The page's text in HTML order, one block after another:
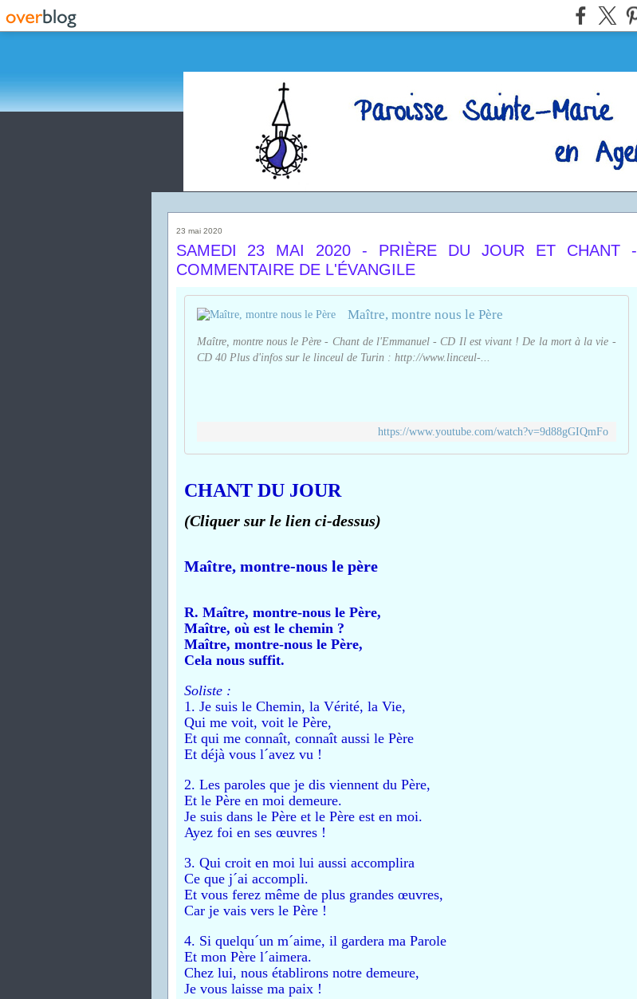
23 mai 2020
SAMEDI 23 MAI 2020 - PRIÈRE DU JOUR ET CHANT -
COMMENTAIRE DE L'ÉVANGILE
Maître, montre nous le Père
Maître, montre nous le Père - Chant de l'Emmanuel - CD Il est vivant ! De la mort à la vie -
CD 40 Plus d'infos sur le linceul de Turin : http://www.linceul-...
https://www.youtube.com/watch?v=9d88gGIQmFo
CHANT DU JOUR
(Cliquer sur le lien ci-dessus)
Maître, montre-nous le père
R. Maître, montre-nous le Père,
Maître, où est le chemin ?
Maître, montre-nous le Père,
Cela nous suffit.
Soliste :
1. Je suis le Chemin, la Vérité, la Vie,
Qui me voit, voit le Père,
Et qui me connaît, connaît aussi le Père
Et déjà vous l´avez vu !
2. Les paroles que je dis viennent du Père,
Et le Père en moi demeure.
Je suis dans le Père et le Père est en moi.
Ayez foi en ses œuvres !
3. Qui croit en moi lui aussi accomplira
Ce que j´ai accompli.
Et vous ferez même de plus grandes œuvres,
Car je vais vers le Père !
4. Si quelqu´un m´aime, il gardera ma Parole
Et mon Père l´aimera.
Chez lui, nous établirons notre demeure,
Je vous laisse ma paix !